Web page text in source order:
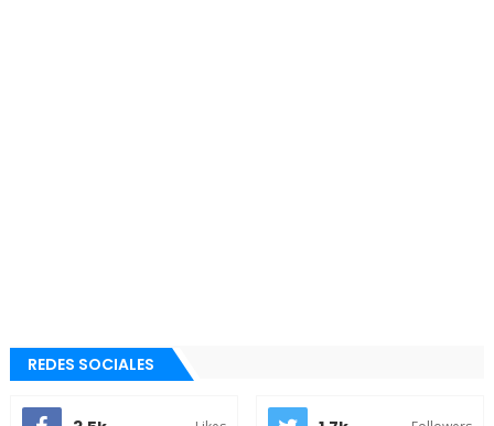
REDES SOCIALES